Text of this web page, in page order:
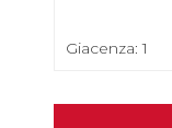
Giacenza: 1